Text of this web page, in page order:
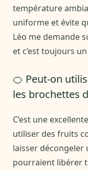
température
uniforme et évite
Léo me demande
et c’est toujours
🍊 Peut-on
les brochettes
C’est une
utiliser des fruits
laisser décongeler
pourraient libérer